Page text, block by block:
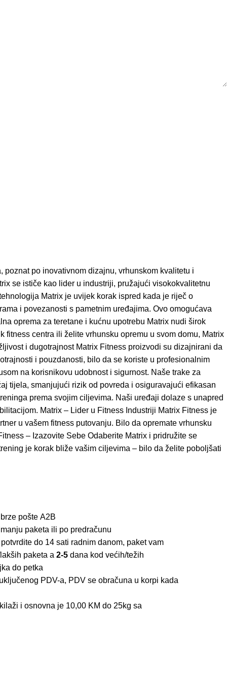
po inovativnom dizajnu, vrhunskom kvalitetu i
se ističe kao lider u industriji, pružajući visokokvalitetnu
Matrix je uvijek korak ispred kada je riječ o
i povezanosti s pametnim uređajima. Ovo omogućava
oprema za teretane i kućnu upotrebu Matrix nudi širok
centra ili želite vrhunsku opremu u svom domu, Matrix
i dugotrajnost Matrix Fitness proizvodi su dizajnirani da
i pouzdanosti, bilo da se koriste u profesionalnim
na korisnikovu udobnost i sigurnost. Naše trake za
tijela, smanjujući rizik od povreda i osiguravajući efikasan
prema svojim ciljevima. Naši uređaji dolaze s unapred
Matrix – Lider u Fitness Industriji Matrix Fitness je
u vašem fitness putovanju. Bilo da opremate vrhunsku
– Izazovite Sebe Odaberite Matrix i pridružite se
je korak bliže vašim ciljevima – bilo da želite poboljšati
pošte A2B
paketa ili po predračunu
do 14 sati radnim danom, paket vam
paketa a 2-5 dana kod većih/težih
do petka
PDV-a, PDV se obračuna u korpi kada
i osnovna je 10,00 KM do 25kg sa